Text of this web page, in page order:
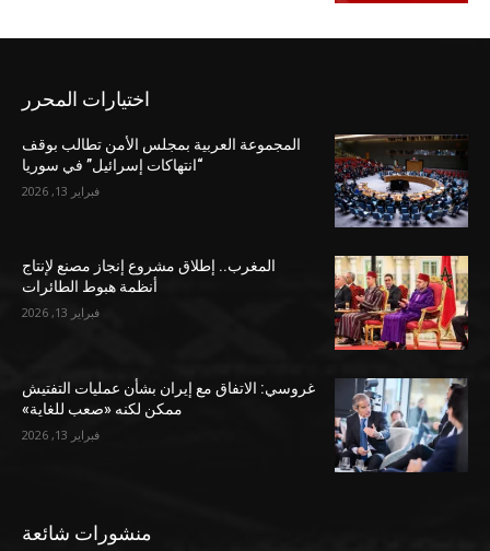
اختيارات المحرر
المجموعة العربية بمجلس الأمن تطالب بوقف
“انتهاكات إسرائيل” في سوريا
فبراير 13, 2026
المغرب.. إطلاق مشروع إنجاز مصنع لإنتاج
أنظمة هبوط الطائرات
فبراير 13, 2026
غروسي: الاتفاق مع إيران بشأن عمليات التفتيش
ممكن لكنه «صعب للغاية»
فبراير 13, 2026
منشورات شائعة